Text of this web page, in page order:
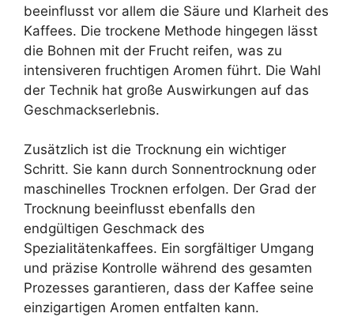
beeinflusst vor allem die Säure und Klarheit des
Kaffees. Die trockene Methode hingegen lässt
die Bohnen mit der Frucht reifen, was zu
intensiveren fruchtigen Aromen führt. Die Wahl
der Technik hat große Auswirkungen auf das
Geschmackserlebnis.
Zusätzlich ist die Trocknung ein wichtiger
Schritt. Sie kann durch Sonnentrocknung oder
maschinelles Trocknen erfolgen. Der Grad der
Trocknung beeinflusst ebenfalls den
endgültigen Geschmack des
Spezialitätenkaffees. Ein sorgfältiger Umgang
und präzise Kontrolle während des gesamten
Prozesses garantieren, dass der Kaffee seine
einzigartigen Aromen entfalten kann.